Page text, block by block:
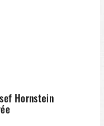
Hornstein